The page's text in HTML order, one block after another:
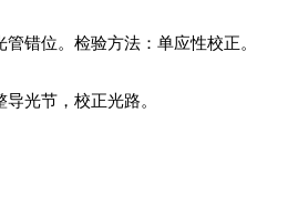
错位。检验方法：单应性校正。
光节，校正光路。